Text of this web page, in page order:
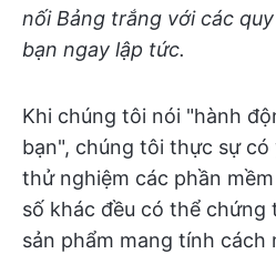
nối Bảng trắng với các
bạn ngay lập tức.
Khi chúng tôi nói "hành
bạn", chúng tôi thực sự có
thử nghiệm các phần
số khác đều có thể chứng
sản phẩm mang tính cách